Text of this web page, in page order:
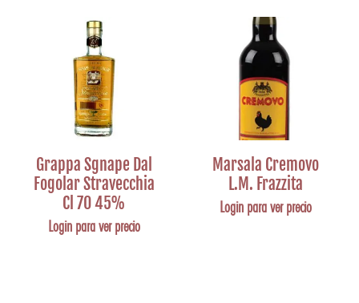
Grappa Sgnape Dal
Fogolar Stravecchia
Cl 70 45%
Login para ver precio
Marsala Cremovo
L.M. Frazzita
Login para ver precio